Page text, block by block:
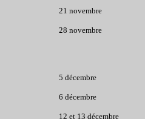
21 novembre
28 novembre
5 décembre
6 décembre
12 et 13 décembre